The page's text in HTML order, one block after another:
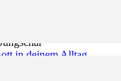
in deinem Alltag